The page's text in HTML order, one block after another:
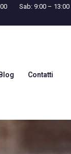
Sab: 9:00 – 13:00
Contatti